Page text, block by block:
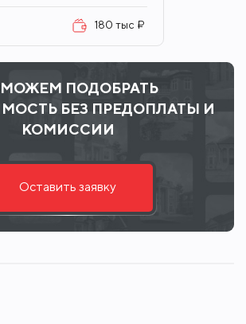
180 тыс ₽
ПОДОБРАТЬ
БЕЗ ПРЕДОПЛАТЫ И
КОМИССИИ
Оставить заявку